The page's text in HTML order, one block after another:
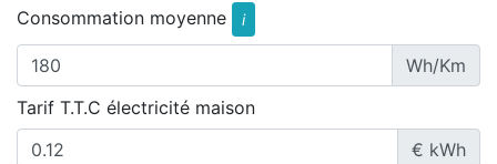
Consommation moyenne i
Wh/Km
Tarif T.T.C électricité maison
€ kWh